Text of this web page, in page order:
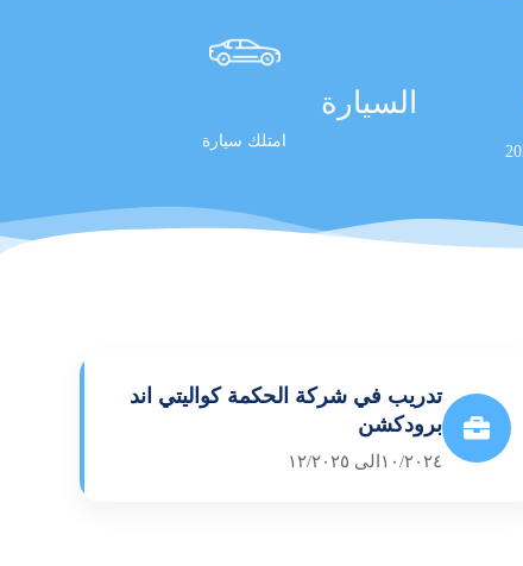
السيارة
امتلك سيارة
تدريب في شركة الحكمة كواليتي اند
برودكشن
١٠/٢٠٢٤الى ١٢/٢٠٢٥